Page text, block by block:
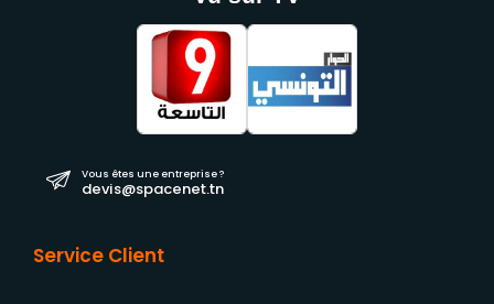
Vous êtes une entreprise ?
devis@spacenet.tn
Service Client